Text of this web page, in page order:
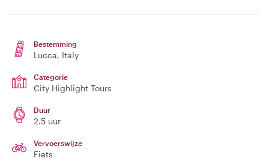
Bestemming
Lucca, Italy
Categorie
City Highlight Tours
Duur
2.5 uur
Vervoerswijze
Fiets